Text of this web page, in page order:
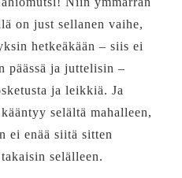
on just sellanen vaihe,
hetkeäkään – siis ei
päässä ja juttelisin –
ja leikkiä. Ja
selältä mahalleen,
ei enää siitä sitten
selälleen.